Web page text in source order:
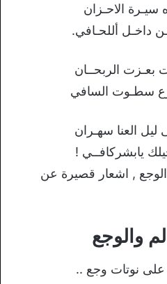
الاحـزان
داخـل أللحـافي.
الربحــان
سطـوت السافي
العنا سهـران
يابشركافــي !
, اشعار قصيرة عن
والوجع
نوتات وجع ..